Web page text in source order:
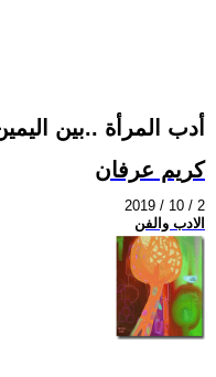
أدب المرأة ..بين
كريم عرفان
2019 / 10 / 2
الادب والفن